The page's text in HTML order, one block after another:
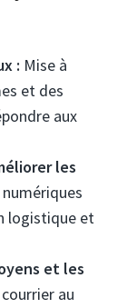
: Mise à
et des
aux
les
logistique et
et les
au